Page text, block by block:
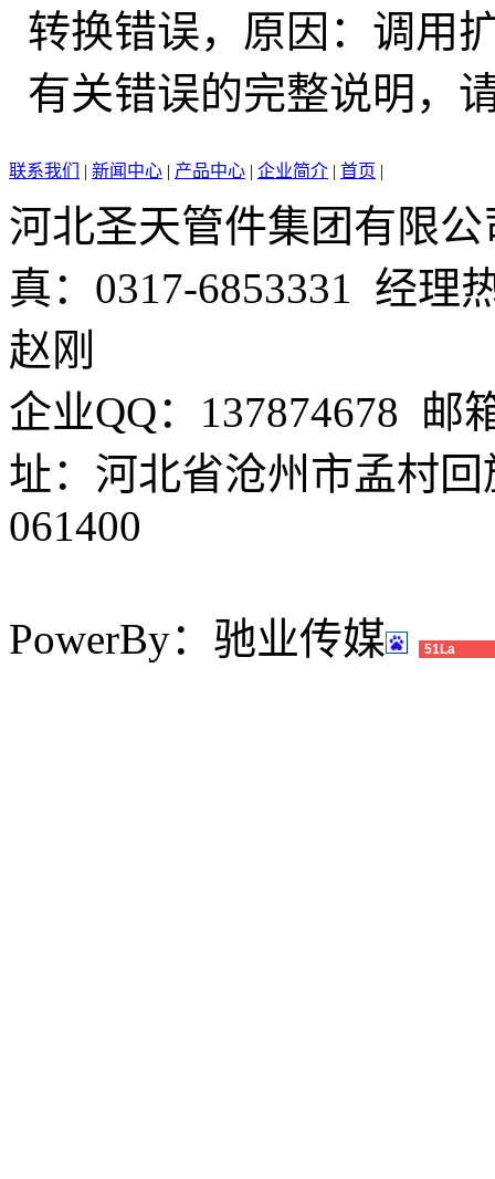
转换错误，原因：调用
有关错误的完整说明，
联系我们 | 新闻中心 | 产品中心 | 企业简介 | 首页 |
河北圣天管件集团有限
真：0317-6853331 经理
赵刚
企业QQ：137874678 邮
址：河北省沧州市孟村
061400
PowerBy：驰业传媒 51La